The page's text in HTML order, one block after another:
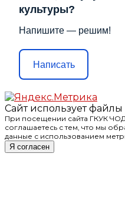
культуры?
Напишите — решим!
Написать
Сайт использует файлы
При посещении сайта ГКУК
соглашаетесь с тем, что мы
данные с использованием
Я согласен